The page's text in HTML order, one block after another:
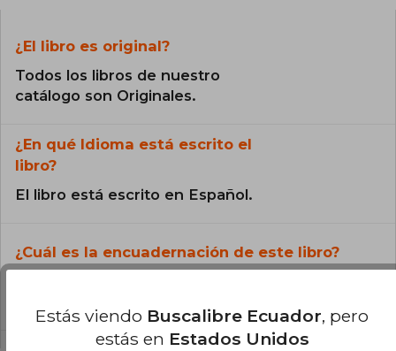
¿El libro es original?
Todos los libros de nuestro
catálogo son Originales.
¿En qué Idioma está escrito el
libro?
El libro está escrito en Español.
¿Cuál es la encuadernación de este libro?
Estás viendo Buscalibre Ecuador, pero
estás en Estados Unidos